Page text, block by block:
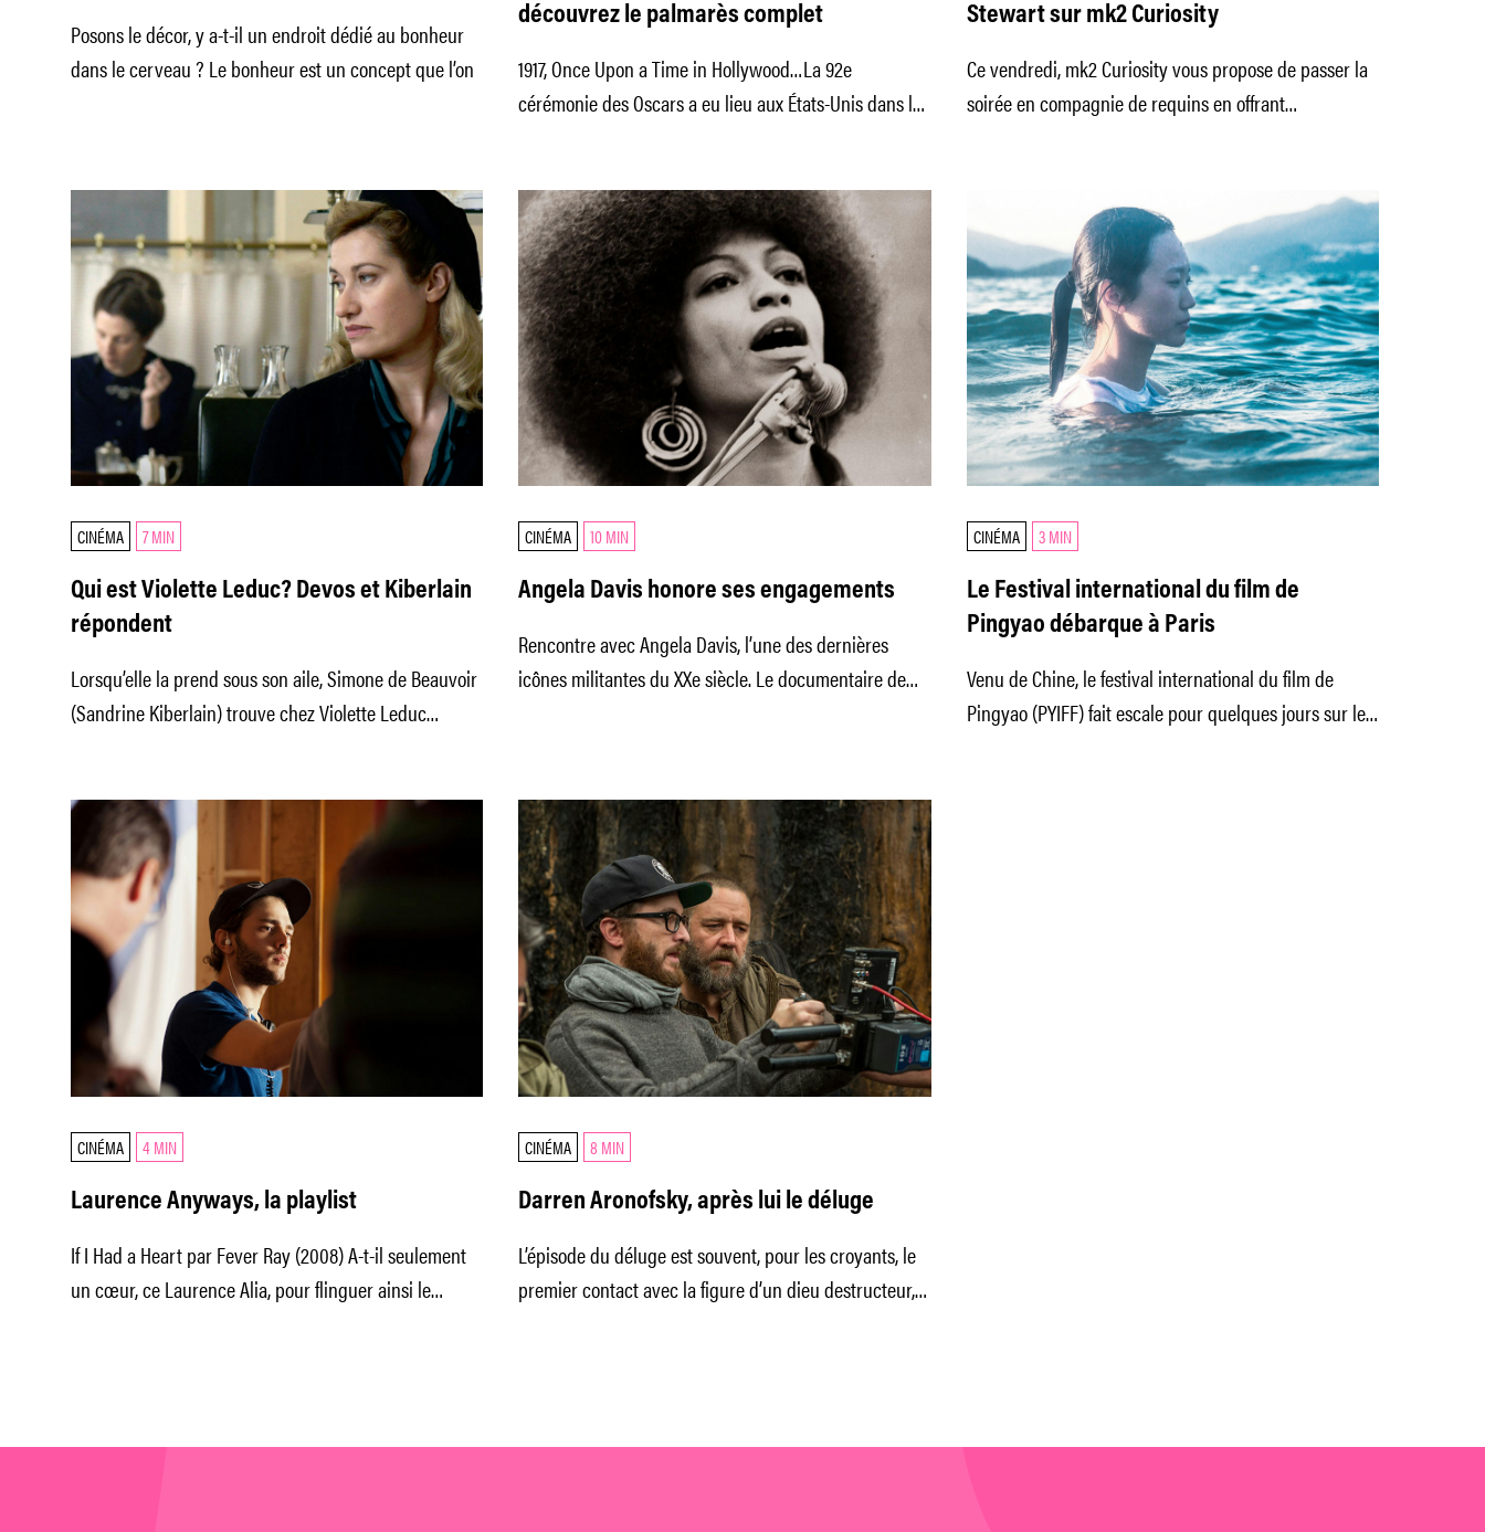
Posons le décor, y a-t-il un endroit dédié au bonheur
dans le cerveau ? Le bonheur est un concept que l’on
découvrez le palmarès complet
1917, Once Upon a Time in Hollywood…La 92e
cérémonie des Oscars a eu lieu aux États-Unis dans la
Stewart sur mk2 Curiosity
Ce vendredi, mk2 Curiosity vous propose de passer la
soirée en compagnie de requins en offrant
CINÉMA 7 MIN
Qui est Violette Leduc? Devos et Kiberlain
répondent
Lorsqu’elle la prend sous son aile, Simone de Beauvoir
(Sandrine Kiberlain) trouve chez Violette Leduc
CINÉMA 10 MIN
Angela Davis honore ses engagements
Rencontre avec Angela Davis, l’une des dernières
icônes militantes du XXe siècle. Le documentaire de
CINÉMA 3 MIN
Le Festival international du film de
Pingyao débarque à Paris
Venu de Chine, le festival international du film de
Pingyao (PYIFF) fait escale pour quelques jours sur les
CINÉMA 4 MIN
Laurence Anyways, la playlist
If I Had a Heart par Fever Ray (2008) A-t-il seulement
un cœur, ce Laurence Alia, pour flinguer ainsi le
CINÉMA 8 MIN
Darren Aronofsky, après lui le déluge
L’épisode du déluge est souvent, pour les croyants, le
premier contact avec la figure d’un dieu destructeur,